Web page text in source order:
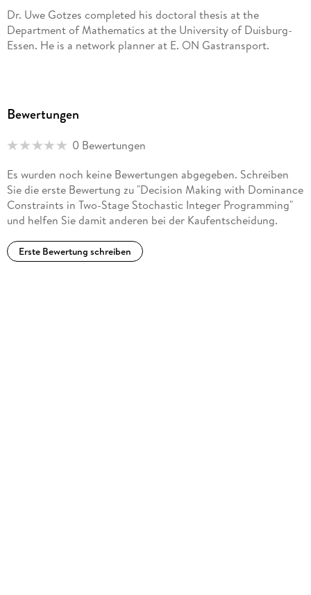
Dr. Uwe Gotzes completed his doctoral thesis at the
Department of Mathematics at the University of Duisburg-
Essen. He is a network planner at E. ON Gastransport.
Bewertungen
0 Bewertungen
Es wurden noch keine Bewertungen abgegeben. Schreiben
Sie die erste Bewertung zu "Decision Making with Dominance
Constraints in Two-Stage Stochastic Integer Programming"
und helfen Sie damit anderen bei der Kaufentscheidung.
Erste Bewertung schreiben